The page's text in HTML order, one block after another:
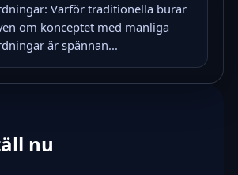
Varför traditionella burar
om konceptet med manliga
är spännan...
nu